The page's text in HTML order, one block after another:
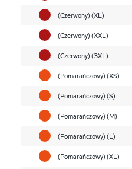
(Czerwony) (XL)
(Czerwony) (XXL)
(Czerwony) (3XL)
(Pomarańczowy) (XS)
(Pomarańczowy) (S)
(Pomarańczowy) (M)
(Pomarańczowy) (L)
(Pomarańczowy) (XL)